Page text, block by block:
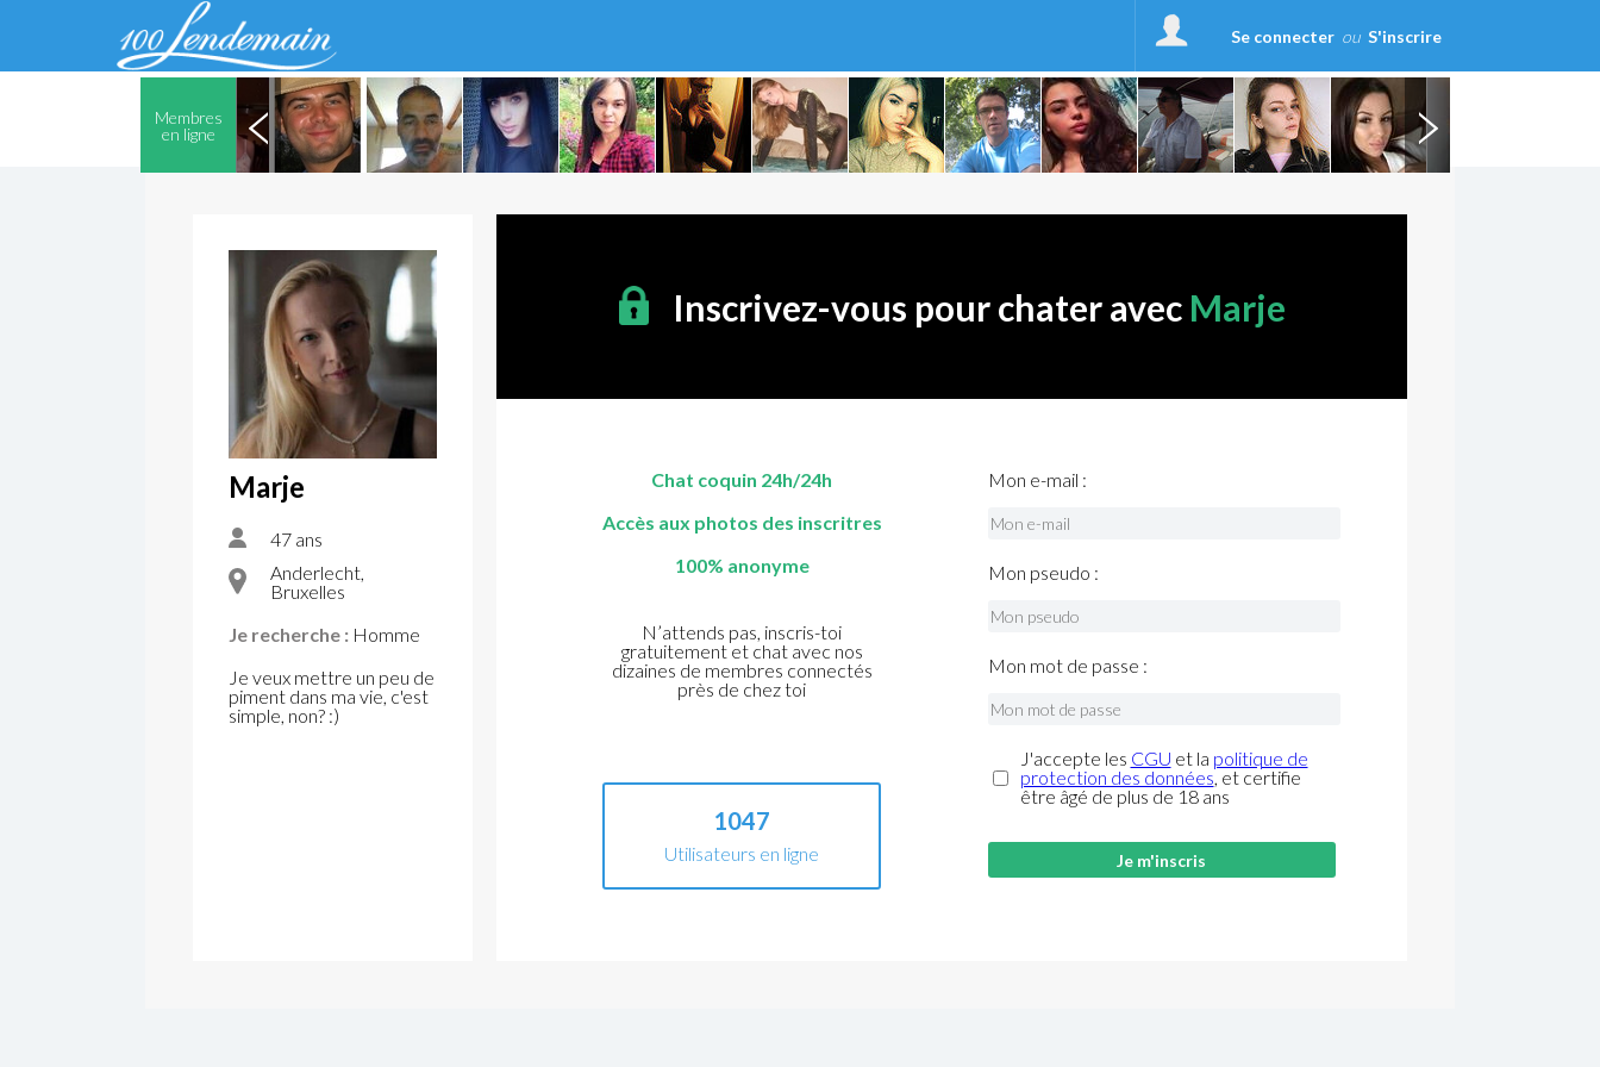
Se connecter ou S'inscrire
Membres
en ligne
Marje
47 ans
Anderlecht,
Bruxelles
Je recherche : Homme
Je veux mettre un peu de
piment dans ma vie, c'est
simple, non? :)
Inscrivez-vous pour chater avec Marje
Chat coquin 24h/24h
Accès aux photos des inscritres
100% anonyme
N’attends pas, inscris-toi
gratuitement et chat avec nos
dizaines de membres connectés
près de chez toi
1047
Utilisateurs en ligne
Mon e-mail :
Mon pseudo :
Mon mot de passe :
J'accepte les CGU et la politique de
protection des données, et certifie
être âgé de plus de 18 ans